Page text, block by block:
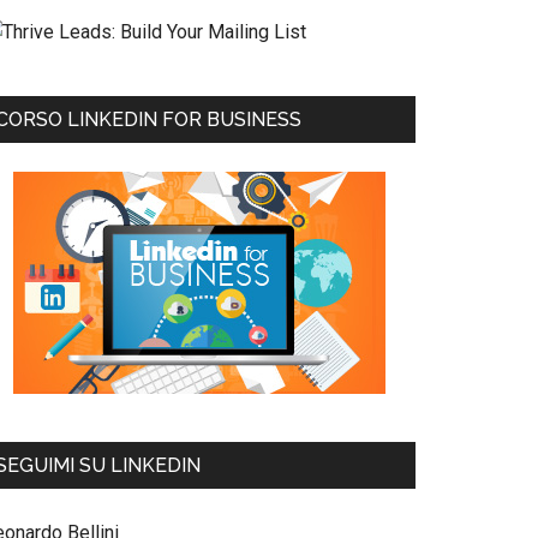
LINKEDIN FOR BUSINESS
SU LINKEDIN
Bellini